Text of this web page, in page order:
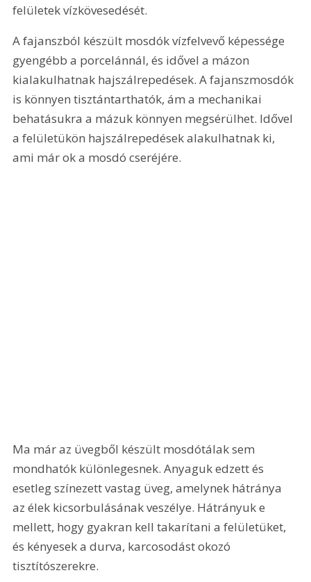
felületek vízkövesedését.
A fajanszból készült mosdók vízfelvevő képessége
gyengébb a porcelánnál, és idővel a mázon
kialakulhatnak hajszálrepedések. A fajanszmosdók
is könnyen tisztántarthatók, ám a mechanikai
behatásukra a mázuk könnyen megsérülhet. Idővel
a felületükön hajszálrepedések alakulhatnak ki,
ami már ok a mosdó cseréjére.
Ma már az üvegből készült mosdótálak sem
mondhatók különlegesnek. Anyaguk edzett és
esetleg színezett vastag üveg, amelynek hátránya
az élek kicsorbulásának veszélye. Hátrányuk e
mellett, hogy gyakran kell takarítani a felületüket,
és kényesek a durva, karcosodást okozó
tisztítószerekre.